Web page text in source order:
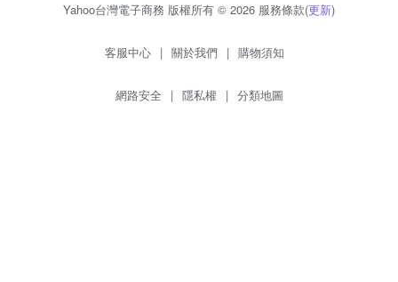
Yahoo台灣電子商務 版權所有 © 2026 服務條款(更新)
客服中心 | 關於我們 | 購物須知
網路安全 | 隱私權 | 分類地圖